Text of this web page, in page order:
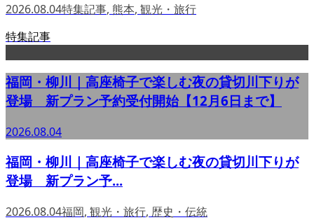
2026.08.04特集記事, 熊本, 観光・旅行
特集記事
福岡・柳川｜高座椅子で楽しむ夜の貸切川下りが
登場 新プラン予約受付開始【12月6日まで】
2026.08.04
福岡・柳川｜高座椅子で楽しむ夜の貸切川下りが
登場 新プラン予...
2026.08.04福岡, 観光・旅行, 歴史・伝統